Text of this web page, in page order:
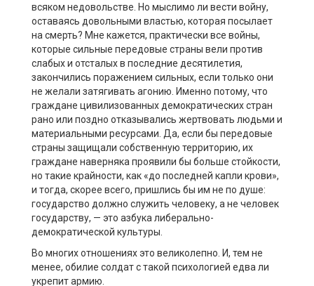
всяком недовольстве. Но мыслимо ли вести войну,
оставаясь довольными властью, которая посылает
на смерть? Мне кажется, практически все войны,
которые сильные передовые страны вели против
слабых и отсталых в последние десятилетия,
закончились поражением сильных, если только они
не желали затягивать агонию. Именно потому, что
граждане цивилизованных демократических стран
рано или поздно отказывались жертвовать людьми и
материальными ресурсами. Да, если бы передовые
страны защищали собственную территорию, их
граждане наверняка проявили бы больше стойкости,
но такие крайности, как «до последней капли крови»,
и тогда, скорее всего, пришлись бы им не по душе:
государство должно служить человеку, а не человек
государству, — это азбука либерально-
демократической культуры.
Во многих отношениях это великолепно. И, тем не
менее, обилие солдат с такой психологией едва ли
укрепит армию.